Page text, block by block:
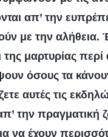
απ’ την
με την αλήθεια.
μαρτυρίας περί
όσους τα
αυτές τις
την
να έχουν